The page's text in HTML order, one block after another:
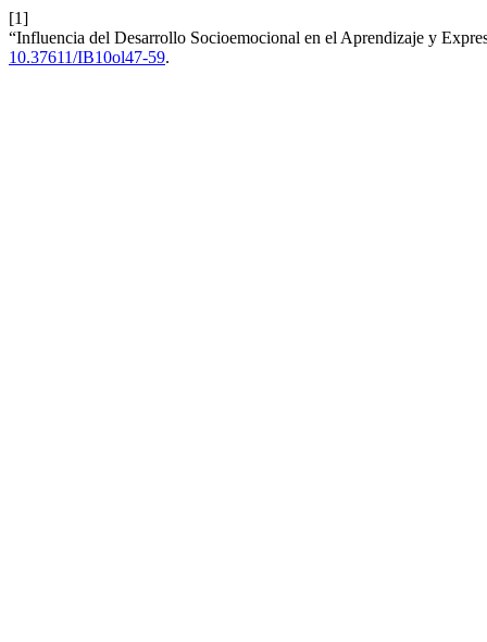
[1]
“Influencia del Desarrollo Socioemocional en el Aprendizaje y
10.37611/IB10ol47-59.